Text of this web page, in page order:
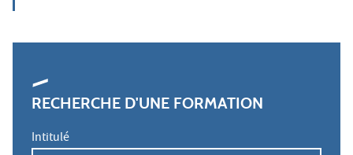
RECHERCHE D'UNE FORMATION
Intitulé